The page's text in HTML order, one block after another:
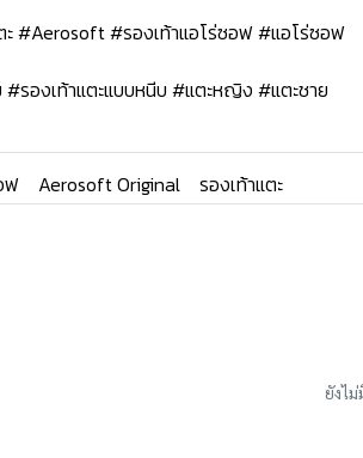
ะ #Aerosoft #รองเท้าแอโร่ซอฟ #แอโร่ซอฟ
#รองเท้าแตะแบบหนีบ #แตะหญิง #แตะชาย
ฟ Aerosoft Original รองเท้าแตะ
ยังไ